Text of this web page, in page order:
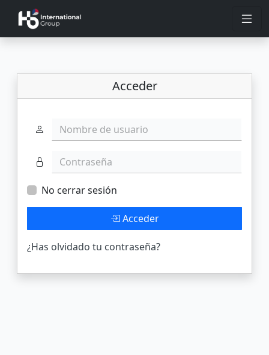
Acceder
Nombre de usuario
Contraseña
No cerrar sesión
Acceder
¿Has olvidado tu contraseña?